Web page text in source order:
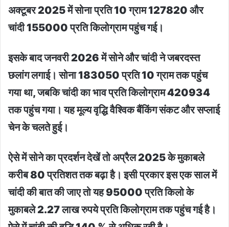
अक्टूबर 2025 में सोना प्रति 10 ग्राम 127820 और
चांदी 155000 प्रति किलोग्राम पहुंच गई।
इसके बाद जनवरी 2026 में सोने और चांदी ने जबरदस्त
छलांग लगाई। सोना 183050 प्रति 10 ग्राम तक पहुंच
गया था, जबकि चांदी का भाव प्रति किलोग्राम 420934
तक पहुंच गया। यह मूल्य वृद्धि वैश्विक बैंकिंग संकट और सप्लाई
चेन के चलते हुई।
ऐसे में सोने का प्रदर्शन देखें तो अप्रैल 2025 के मुकाबले
करीब 80 प्रतिशत तक बढ़ा है। इसी प्रकार इस एक साल में
चांदी की बात की जाए तो यह 95000 प्रति किलो के
मुकाबले 2.27 लाख रुपये प्रति किलोग्राम तक पहुंच गई है।